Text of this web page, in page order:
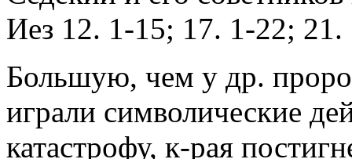
Иез 12. 1-15; 17. 1-22; 21.
Большую, чем у др.
играли символические
катастрофу, к-рая